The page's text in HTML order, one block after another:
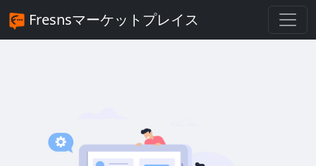
Fresnsマーケットプレイス